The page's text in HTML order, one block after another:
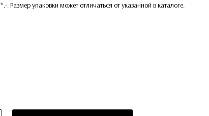
*.-: Размер упаковки может отличаться от указанной в каталоге.